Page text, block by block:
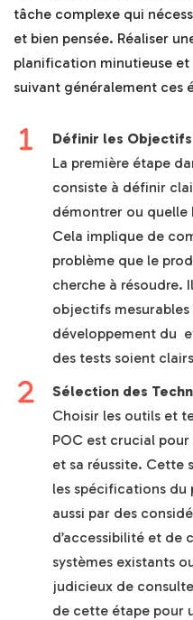
tâche complexe qui
et bien pensée. Réaliser
planification minutieuse
suivant généralement ces
Définir les
La première étape
consiste à définir
démontrer ou quelle
Cela implique de
problème que le
cherche à résoudre.
objectifs
développement du
des tests soient
Sélection des
Choisir les outils et
POC est crucial
et sa réussite. Cette
les spécifications du
aussi par des
d’accessibilité et de
systèmes existants
judicieux de
de cette étape pour